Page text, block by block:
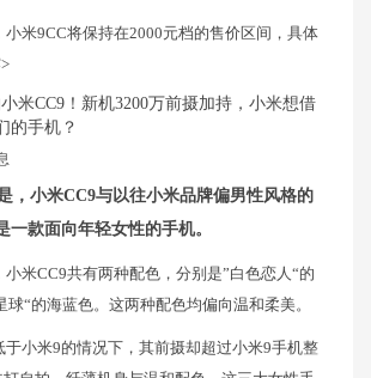
小米9CC将保持在2000元档的售价区间，具体
，小米CC9与以往小米品牌偏男性风格的
一款面向年轻女性的手机。
小米CC9共有两种配色，分别是”白色恋人“的
球“的海蓝色。这两种配色均偏向温和柔美。
于小米9的情况下，其前摄却超过小米9手机整